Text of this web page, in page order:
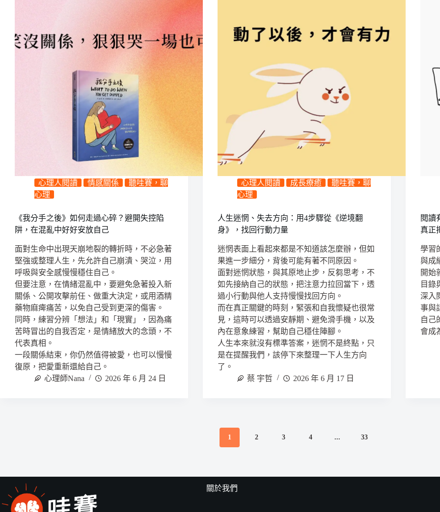
心理人閱讀 情感關係
聽哇賽，聊
心理
《我分手之後》如何走過心碎？避開失控陷
阱，在混亂中好好安放自己
面對生命中出現天崩地裂的轉折時，不必急著
堅強或整理人生，先允許自己崩潰、哭泣，用
呼吸與安全感慢慢穩住自己。
但要注意，在情緒混亂中，要避免急著投入新
關係、公開攻擊前任、做重大決定，或用酒精
藥物麻痺痛苦，以免自己受到更深的傷害。
同時，練習分辨「想法」和「現實」，因為痛
苦時冒出的自我否定，是情緒放大的念頭，不
代表真相。
一段關係結束，你仍然值得被愛，也可以慢慢
復原，把愛重新還給自己。
心理師Nana
2026 年 6 月 24 日
心理人閱讀 成長療癒
聽哇賽，聊
心理
人生迷惘、失去方向：用4步驟從《逆境翻
身》，找回行動力量
迷惘表面上看起來都是不知道該怎麼辦，但如
果進一步細分，背後可能有著不同原因。
面對迷惘狀態，與其原地止步，反芻思考，不
如先接納自己的狀態，把注意力拉回當下，透
過小行動與他人支持慢慢找回方向。
而在真正關鍵的時刻，緊張和自我懷疑也很常
見，這時可以透過安靜期、避免滑手機，以及
內在意象練習，幫助自己穩住陣腳。
人生本來就沒有標準答案，迷惘不是終點，只
是在提醒我們，該停下來整理一下人生方向
了。
蔡 宇哲
2026 年 6 月 17 日
閱讀
真正
學習
與成
開始
目錄
深入
事與
自己
會成
1 2 3 4 ... 33
關於我們